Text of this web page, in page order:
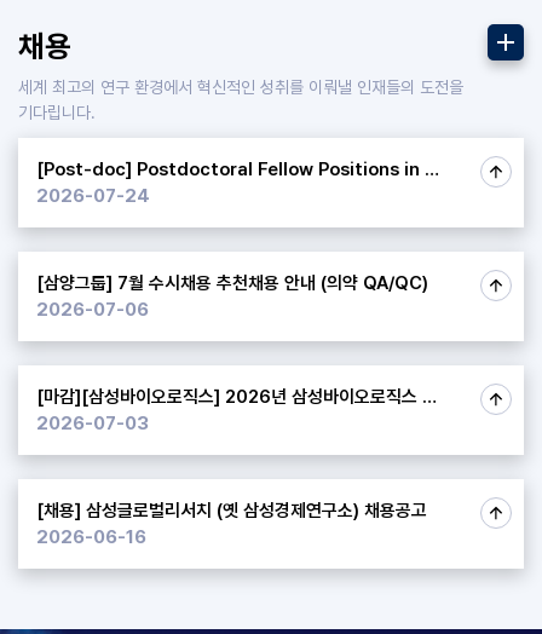
채용
세계 최고의 연구 환경에서 혁신적인 성취를 이뤄낼 인재들의 도전을
기다립니다.
더보기
[Post-doc] Postdoctoral Fellow Positions in Regeneration Genomics 모집 | Diao Laboratory | Department ... ​
2026-07-24
[삼양그룹] 7월 수시채용 추천채용 안내 (의약 QA/QC) ​
2026-07-06
[마감][삼성바이오로직스] 2026년 삼성바이오로직스 하계 바이오 체험 캠프 ​
2026-07-03
[채용] 삼성글로벌리서치 (옛 삼성경제연구소) 채용공고 ​
2026-06-16